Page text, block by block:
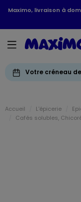
Maximo, livraison à
Votre créneau
Accueil L'épicerie
Cafés solubles,